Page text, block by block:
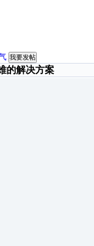
我要发帖
的解决方案